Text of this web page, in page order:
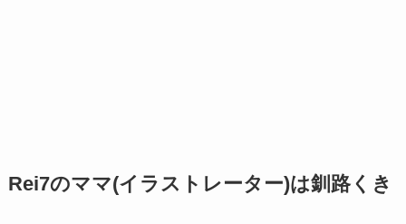
Rei7のママ(イラストレーター)は釧路くき